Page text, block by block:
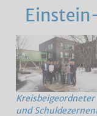
Kreisbeigeordneter
und